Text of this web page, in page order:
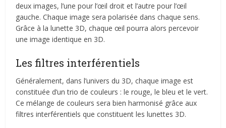
deux images, l’une pour l’œil droit et l’autre pour l’œil
gauche. Chaque image sera polarisée dans chaque sens.
Grâce à la lunette 3D, chaque œil pourra alors percevoir
une image identique en 3D.
Les filtres interférentiels
Généralement, dans l’univers du 3D, chaque image est
constituée d’un trio de couleurs : le rouge, le bleu et le vert.
Ce mélange de couleurs sera bien harmonisé grâce aux
filtres interférentiels que constituent les lunettes 3D.